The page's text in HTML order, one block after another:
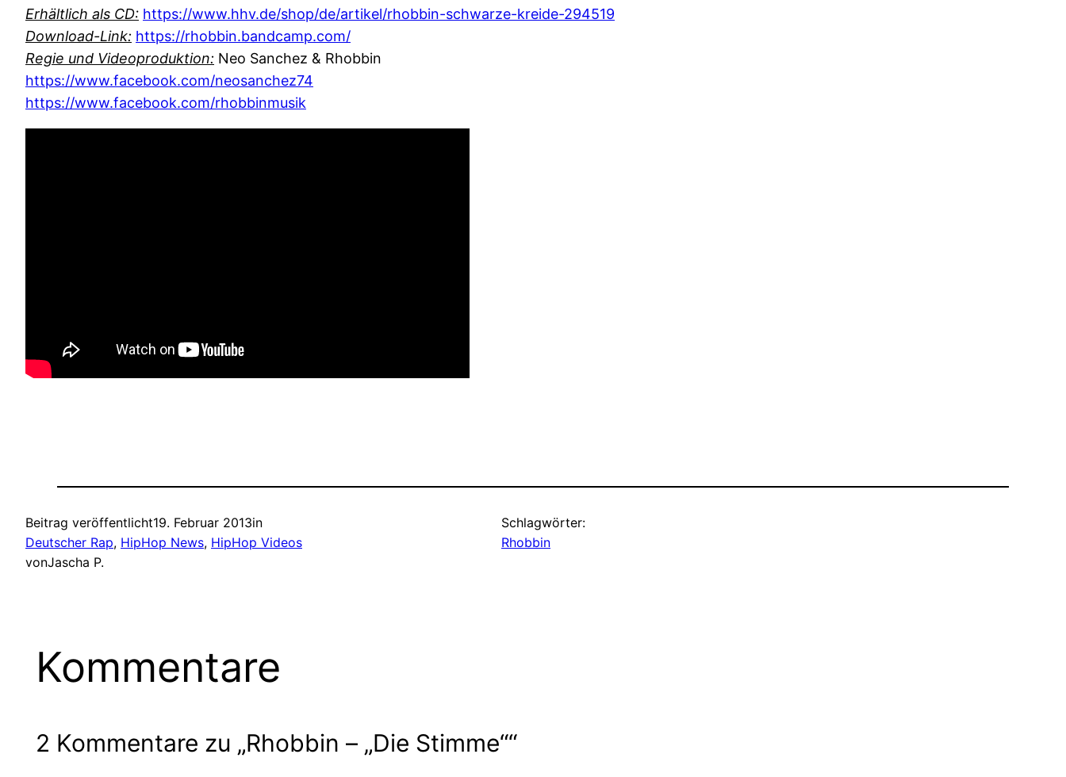
Erhältlich als CD: https://www.hhv.de/shop/de/artikel/rhobbin-schwarze-kreide-294519
Download-Link: https://rhobbin.bandcamp.com/
Regie und Videoproduktion: Neo Sanchez & Rhobbin
https://www.facebook.com/neosanchez74
https://www.facebook.com/rhobbinmusik
Beitrag veröffentlicht19. Februar 2013in
Deutscher Rap, HipHop News, HipHop Videos
vonJascha P.
Schlagwörter:
Rhobbin
Kommentare
2 Kommentare zu „Rhobbin – „Die Stimme““